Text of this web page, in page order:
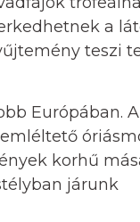
a
teszi
Európában. A
korhű
járunk